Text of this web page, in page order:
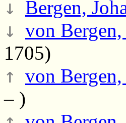
↓ Bergen,
↓ von Bergen,
1705)
↑ von Bergen,
– )